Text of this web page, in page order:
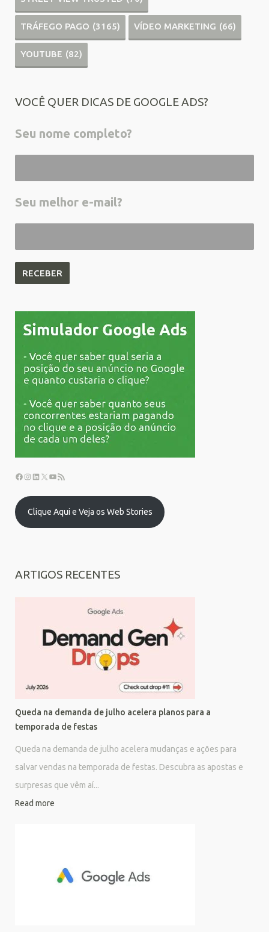
TRÁFEGO PAGO (3165) VÍDEO MARKETING (66)
YOUTUBE (82)
VOCÊ QUER DICAS DE GOOGLE ADS?
Seu nome completo?
Seu melhor e-mail?
Clique Aqui e Veja os Web Stories
ARTIGOS RECENTES
Queda na demanda de julho acelera planos para a
temporada de festas
Queda na demanda de julho acelera mudanças e ações para
salvar vendas na temporada de festas. Descubra as apostas e
surpresas que vêm aí...
Read more